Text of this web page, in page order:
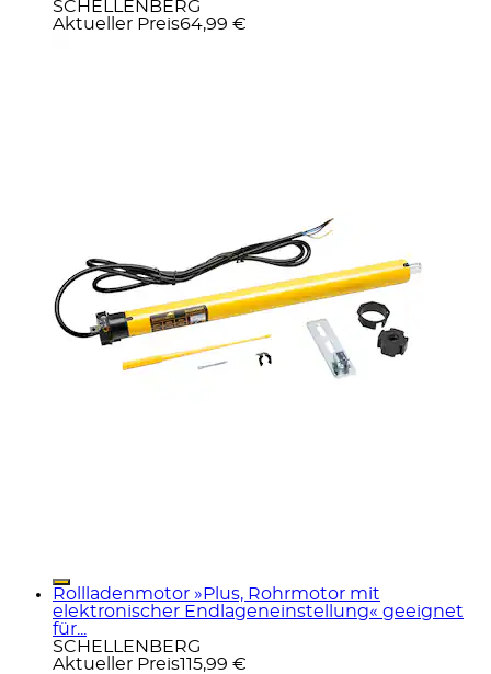
SCHELLENBERG
Aktueller Preis64,99 €
Rollladenmotor »Plus, Rohrmotor mit
elektronischer Endlageneinstellung« geeignet
für...
SCHELLENBERG
Aktueller Preis115,99 €